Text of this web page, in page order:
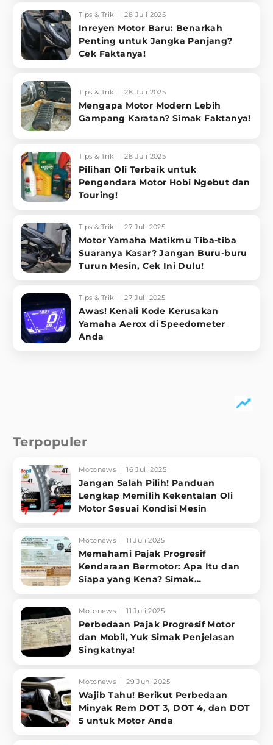
Tips & Trik 28 Juli 2025
Inreyen Motor Baru: Benarkah
Penting untuk Jangka Panjang?
Cek Faktanya!
Tips & Trik 28 Juli 2025
Mengapa Motor Modern Lebih
Gampang Karatan? Simak Faktanya!
Tips & Trik 28 Juli 2025
Pilihan Oli Terbaik untuk
Pengendara Motor Hobi Ngebut dan
Touring!
Tips & Trik 27 Juli 2025
Motor Yamaha Matikmu Tiba-tiba
Suaranya Kasar? Jangan Buru-buru
Turun Mesin, Cek Ini Dulu!
Tips & Trik 27 Juli 2025
Awas! Kenali Kode Kerusakan
Yamaha Aerox di Speedometer
Anda
Terpopuler
Motonews 16 Juli 2025
Jangan Salah Pilih! Panduan
Lengkap Memilih Kekentalan Oli
Motor Sesuai Kondisi Mesin
Motonews 11 Juli 2025
Memahami Pajak Progresif
Kendaraan Bermotor: Apa Itu dan
Siapa yang Kena? Simak
Motonews 11 Juli 2025
Perbedaan Pajak Progresif Motor
dan Mobil, Yuk Simak Penjelasan
Singkatnya!
Motonews 29 Juni 2025
Wajib Tahu! Berikut Perbedaan
Minyak Rem DOT 3, DOT 4, dan DOT
5 untuk Motor Anda